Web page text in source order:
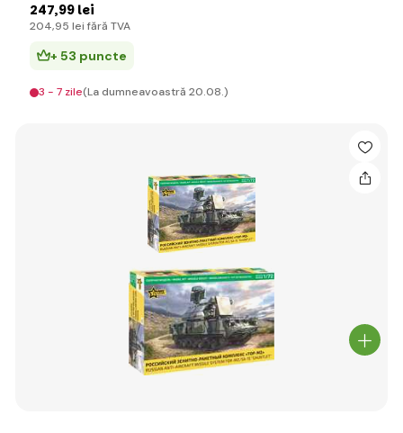
247,99 lei
204,95 lei fără TVA
+ 53 puncte
3 - 7 zile(La dumneavoastră 20.08.)